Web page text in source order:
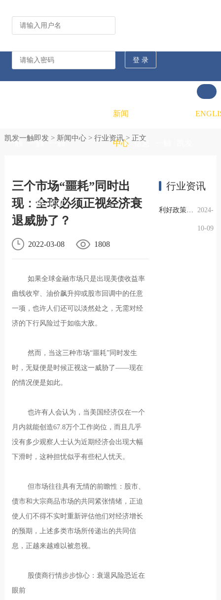
一触 一触
的概
一触
的文
新闻
中心 信息
凯发一触即发> 新闻中心> 行业资讯> 正文
三个市场“噩耗”同时出
现：全球必须正视经济衰
退威胁了？
2022-03-08 1808
如果全球金融市场只是出现美债收益率
曲线收窄、油价飙升抑或股市回调中的任意
一项，也许人们还可以淡然处之，无需对经
济的下行风险过于如临大敌。
然而，当这三种市场“噩耗”同时发生
时，无疑便是时候正视这一威胁了——现在
的情况便是如此。
也许有人会认为，当美国经济仅在一个
月内就能创造67.8万个工作岗位，而且几乎
没有多少观察人士认为近期经济会出现大幅
下滑时，这种担忧似乎有些杞人忧天。
但市场往往具有无情的前瞻性：股市、
债市和大宗商品市场的共同紧张情绪，正迫
使人们不得不实时重新评估他们对经济增长
的预期，上述多类市场所传递出的共同信
息，正越来越难以被忽视。
股债商行情步步惊心：衰退风险恐近在
眼前
行业资讯
利好政策提振钢市信心，四季度行业需求或小幅上升 2024-
10-09